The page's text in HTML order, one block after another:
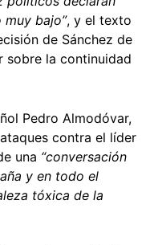
bajo”, y el texto
de Sánchez de
sobre la continuidad
Pedro Almodóvar,
contra el líder
una “conversación
y en todo el
tóxica de la